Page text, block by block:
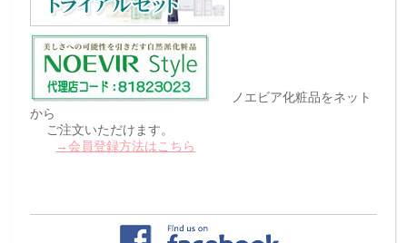
ノエビア化粧品をネット
から
ご注文いただけます。
→会員登録方法はこちら